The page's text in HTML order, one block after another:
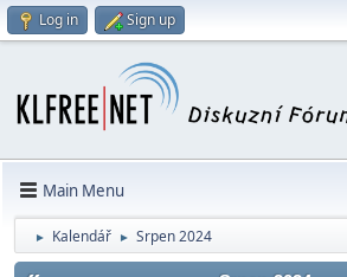
Log in Sign up
Main Menu
► Kalendář ► Srpen 2024